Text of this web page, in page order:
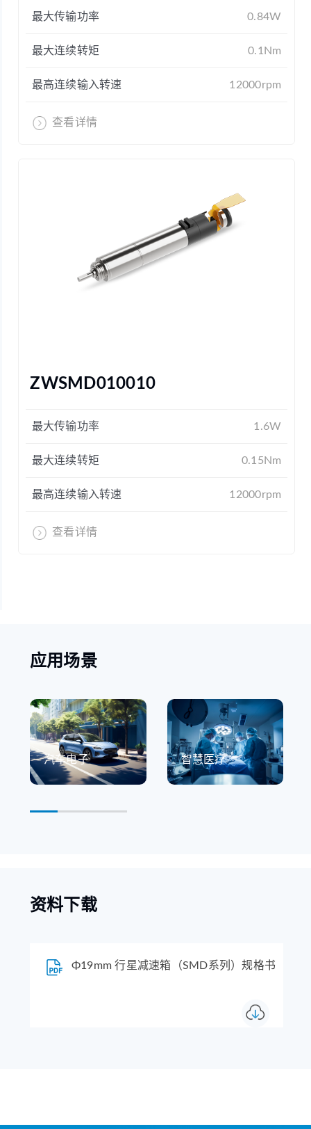
最大传输功率 0.84W
最大连续转矩 0.1Nm
最高连续输入转速 12000rpm
查看详情
ZWSMD010010
最大传输功率 1.6W
最大连续转矩 0.15Nm
最高连续输入转速 12000rpm
查看详情
应用场景
汽车电子 智慧医疗
资料下载
Φ19mm 行星减速箱（SMD系列）规格书